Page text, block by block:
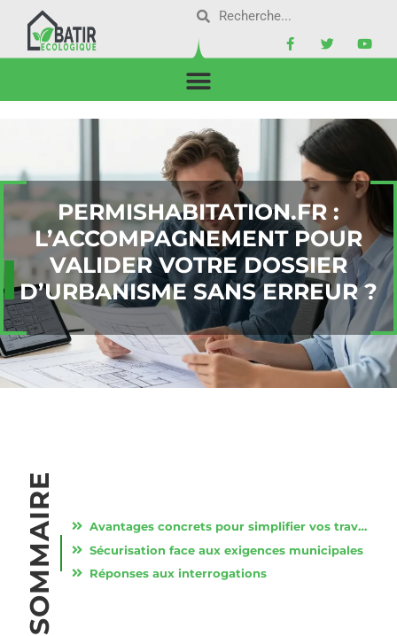
PERMISHABITATION.FR :
L’ACCOMPAGNEMENT POUR
VALIDER VOTRE DOSSIER
D’URBANISME SANS ERREUR ?
SOMMAIRE
Avantages concrets pour simplifier vos travaux
Sécurisation face aux exigences municipales
Réponses aux interrogations